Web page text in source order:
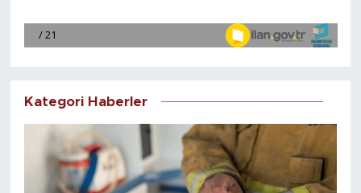
Kategori Haberler